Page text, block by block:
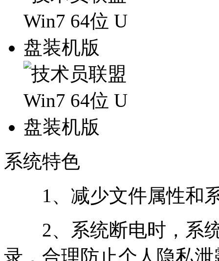
系统特色
1、减少文件属性和系
2、系统断电时，系统
录，合理防止个人隐私泄